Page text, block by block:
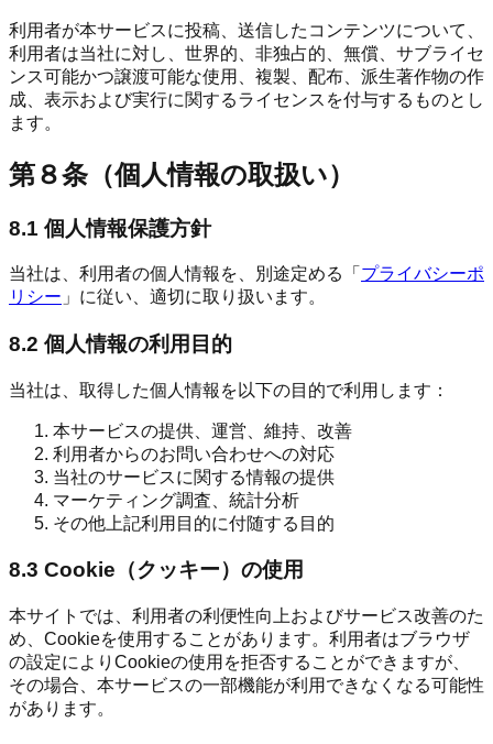
利用者が本サービスに投稿、送信したコンテンツについて、
利用者は当社に対し、世界的、非独占的、無償、サブライセ
ンス可能かつ譲渡可能な使用、複製、配布、派生著作物の作
成、表示および実行に関するライセンスを付与するものとし
ます。
第８条（個人情報の取扱い）
8.1 個人情報保護方針
当社は、利用者の個人情報を、別途定める「 プライバシーポ
リシー 」に従い、適切に取り扱います。
8.2 個人情報の利用目的
当社は、取得した個人情報を以下の目的で利用します：
本サービスの提供、運営、維持、改善
利用者からのお問い合わせへの対応
当社のサービスに関する情報の提供
マーケティング調査、統計分析
その他上記利用目的に付随する目的
8.3 Cookie（クッキー）の使用
本サイトでは、利用者の利便性向上およびサービス改善のた
め、Cookieを使用することがあります。利用者はブラウザ
の設定によりCookieの使用を拒否することができますが、
その場合、本サービスの一部機能が利用できなくなる可能性
があります。